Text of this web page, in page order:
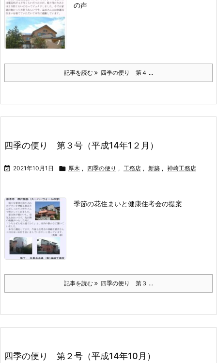
の声
記事を読む 四季の便り 第４ ...
四季の便り 第３号（平成14年1２月）
 2021年10月1日  厚木 , 四季の便り , 工務店 , 新築 , 神崎工務店
季節の花住まいと健康住考会の提案
記事を読む 四季の便り 第３ ...
四季の便り 第２号（平成14年10月）